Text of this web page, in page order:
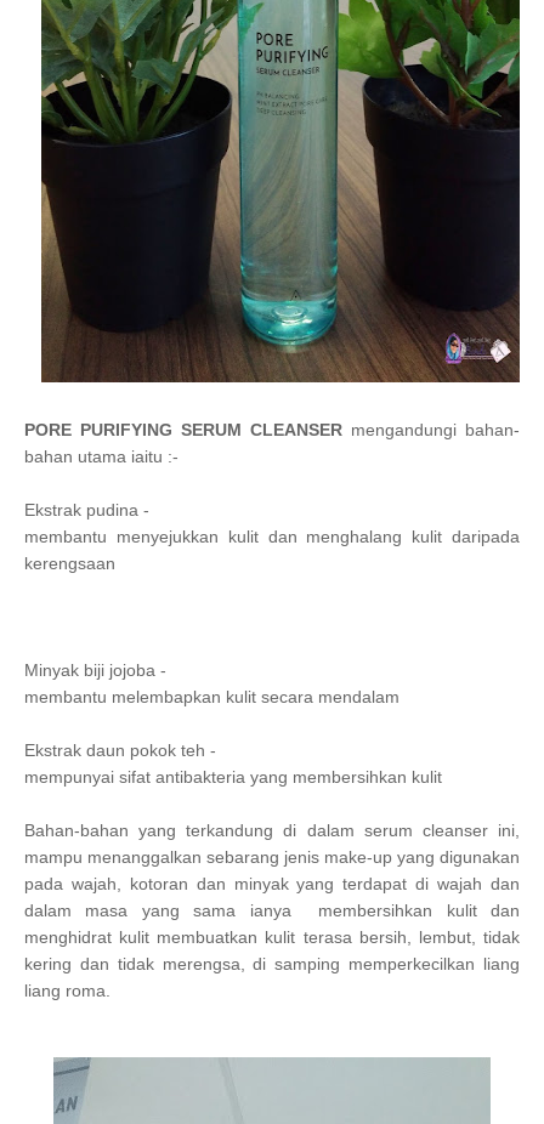
PORE PURIFYING SERUM CLEANSER mengandungi bahan-
bahan utama iaitu :-
Ekstrak pudina -
membantu menyejukkan kulit dan menghalang kulit daripada
kerengsaan
Minyak biji jojoba -
membantu melembapkan kulit secara mendalam
Ekstrak daun pokok teh -
mempunyai sifat antibakteria yang membersihkan kulit
Bahan-bahan yang terkandung di dalam serum cleanser ini,
mampu menanggalkan sebarang jenis make-up yang digunakan
pada wajah, kotoran dan minyak yang terdapat di wajah dan
dalam masa yang sama ianya membersihkan kulit dan
menghidrat kulit membuatkan kulit terasa bersih, lembut, tidak
kering dan tidak merengsa, di samping memperkecilkan liang
liang roma.